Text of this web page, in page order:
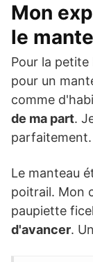
Mon
le
Pour la
pour un
comme
de ma part.
parfaitement.
Le manteau
poitrail. Mon
paupiette
d'avancer.